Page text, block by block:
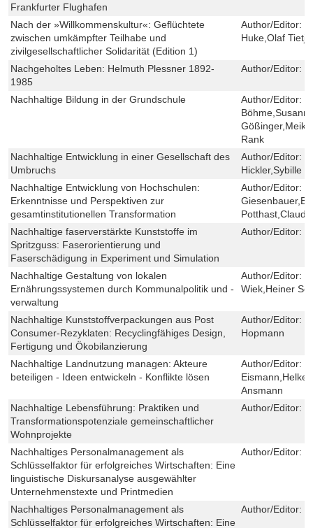
Frankfurter Flughafen
Nach der »Willkommenskultur«: Geflüchtete
zwischen umkämpfter Teilhabe und
zivilgesellschaftlicher Solidarität (Edition 1)
Author/Editor:
Huke,Olaf Tietje
Nachgeholtes Leben: Helmuth Plessner 1892-
1985
Author/Editor:
Nachhaltige Bildung in der Grundschule Author/Editor:
Rank
Nachhaltige Entwicklung in einer Gesellschaft des
Umbruchs
Author/Editor:
Hickler,Sybille
Nachhaltige Entwicklung von Hochschulen:
Erkenntnisse und Perspektiven zur
gesamtinstitutionellen Transformation
Author/Editor:
Nachhaltige faserverstärkte Kunststoffe im
Spritzguss: Faserorientierung und
Faserschädigung in Experiment und Simulation
Author/Editor:
Nachhaltige Gestaltung von lokalen
Ernährungssystemen durch Kommunalpolitik und -
verwaltung
Author/Editor:
Wiek,Heiner
Nachhaltige Kunststoffverpackungen aus Post
Consumer-Rezyklaten: Recyclingfähiges Design,
Fertigung und Ökobilanzierung
Author/Editor:
Hopmann
Nachhaltige Landnutzung managen: Akteure
beteiligen - Ideen entwickeln - Konflikte lösen
Author/Editor:
Eismann,Helke
Ansmann
Nachhaltige Lebensführung: Praktiken und
Transformationspotenziale gemeinschaftlicher
Wohnprojekte
Author/Editor:
Nachhaltiges Personalmanagement als
Schlüsselfaktor für erfolgreiches Wirtschaften: Eine
linguistische Diskursanalyse ausgewählter
Unternehmenstexte und Printmedien
Author/Editor:
Nachhaltiges Personalmanagement als
Schlüsselfaktor für erfolgreiches Wirtschaften: Eine
Author/Editor: